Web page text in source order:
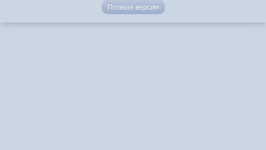
Полная версия